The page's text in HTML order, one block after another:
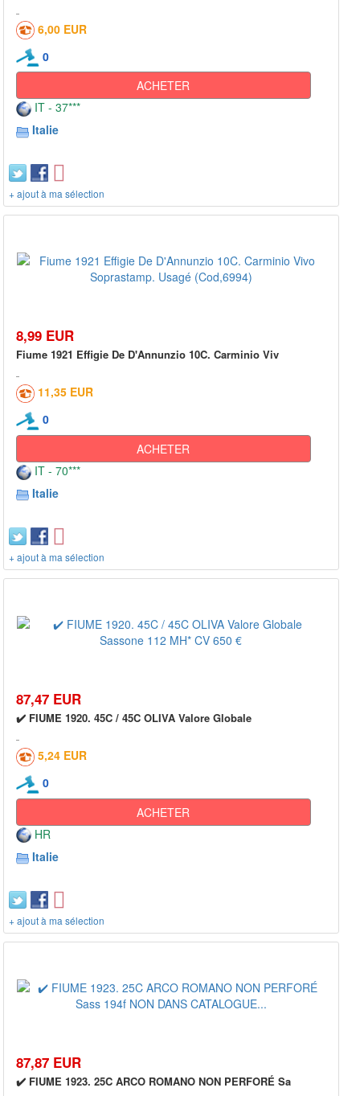
6,00 EUR
0
ACHETER
IT - 37***
Italie
+ ajout à ma sélection
8,99 EUR
Fiume 1921 Effigie De D'Annunzio 10C. Carminio Viv
11,35 EUR
0
ACHETER
IT - 70***
Italie
+ ajout à ma sélection
87,47 EUR
✔️ FIUME 1920. 45C / 45C OLIVA Valore Globale
5,24 EUR
0
ACHETER
HR
Italie
+ ajout à ma sélection
87,87 EUR
✔️ FIUME 1923. 25C ARCO ROMANO NON PERFORÉ Sa